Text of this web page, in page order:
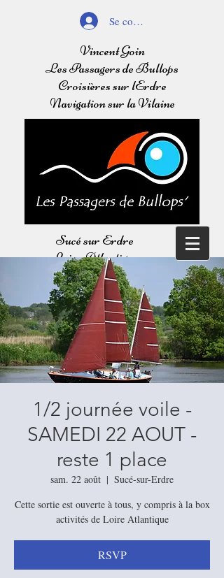
Se connecter
Vincent Goin
Les Passagers de Bullops
Croisières sur lErdre
Navigation sur la Vilaine
Sucé sur Erdre
Loire Atlantique
Balades sur l'Erdre
Navigation sur la Vilaine
1/2 journée voile -
SAMEDI 22 AOUT -
reste 1 place
sam. 22 août
  |
Sucé-sur-Erdre
Cette sortie est ouverte à tous, y compris à la box
activités de Loire Atlantique
RSVP